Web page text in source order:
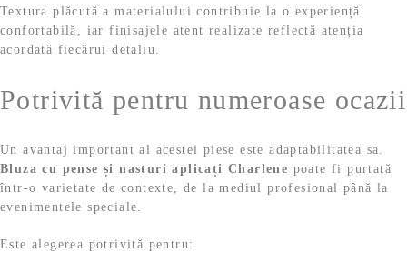
Textura plăcută a materialului contribuie la o experiență
confortabilă, iar finisajele atent realizate reflectă atenția
acordată fiecărui detaliu.
Potrivită pentru numeroase ocazii
Un avantaj important al acestei piese este adaptabilitatea sa.
Bluza cu pense și nasturi aplicați Charlene poate fi purtată
într-o varietate de contexte, de la mediul profesional până la
evenimentele speciale.
Este alegerea potrivită pentru: